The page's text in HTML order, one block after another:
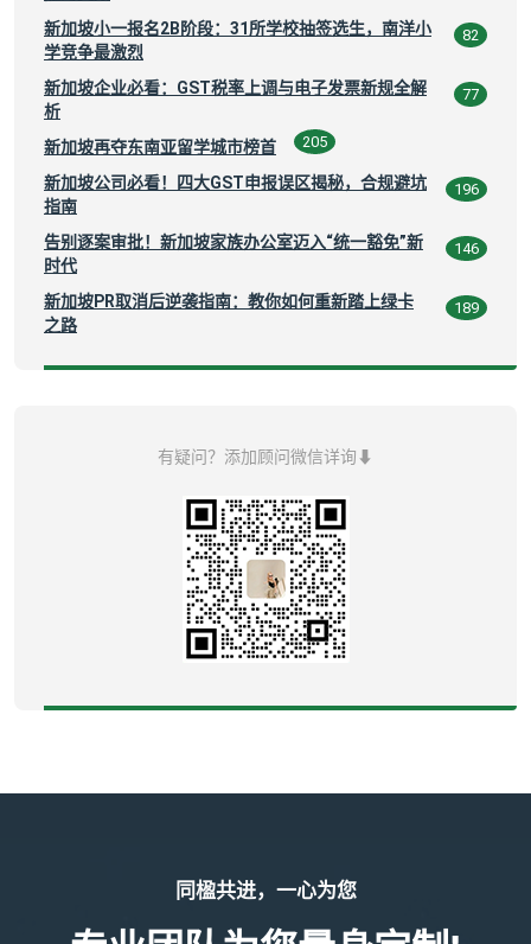
新加坡小一报名2B阶段：31所学校抽签选生，南洋小
学竞争最激烈
82
新加坡企业必看：GST税率上调与电子发票新规全解
析
77
新加坡再夺东南亚留学城市榜首 205
新加坡公司必看！四大GST申报误区揭秘，合规避坑
指南
196
告别逐案审批！新加坡家族办公室迈入“统一豁免”新
时代
146
新加坡PR取消后逆袭指南：教你如何重新踏上绿卡
之路
189
有疑问？添加顾问微信详询⬇
同楹共进，一心为您